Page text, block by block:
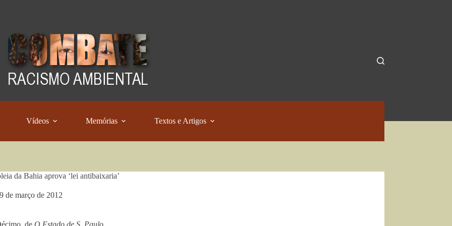
Vídeos Memórias Textos e Artigos
da Bahia aprova ‘lei antibaixaria’
de março de 2012
de O Estado de S. Paulo